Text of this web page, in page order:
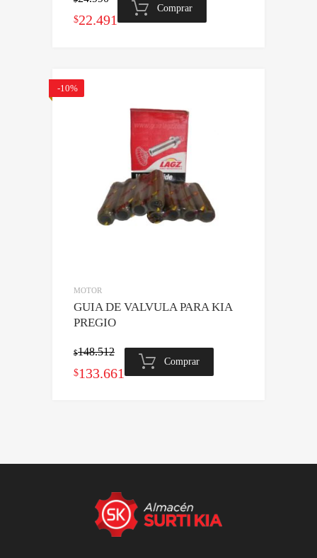
El
era:
$22.491El
$22.491.
Comprar
-10%
MOTOR
GUIA DE VALVULA PARA KIA
PREGIO
$148.512
El
$148.512.
$133.661El
$133.661.
Comprar